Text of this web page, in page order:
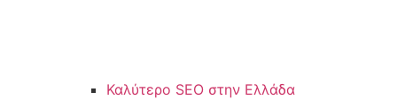
Καλύτερο SEO στην Ελλάδα